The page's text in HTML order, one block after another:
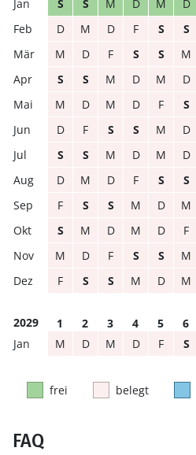
S S M D M D
D
M D F S S
M
D F S S M
S
S M D M D
M
D M D F S
D
F S S M D
S
S M D M D
D
M D F S S
F
S S M D M
S
M D M D F
M
D F S S M
F
S S M D M
2029 1 2 3 4 5 6
M
D M D F S
frei belegt
FAQ